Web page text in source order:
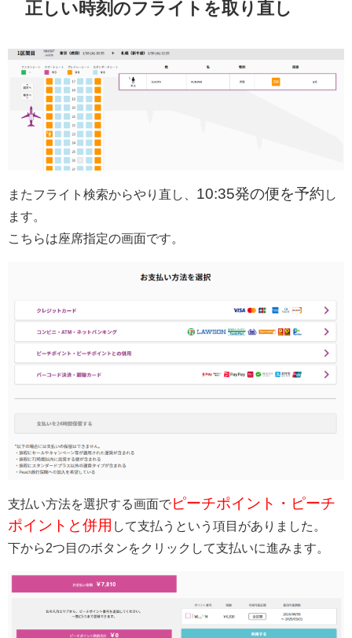
正しい時刻のフライトを取り直し
またフライト検索からやり直し、 10:35発の便を予約 し
ます。
こちらは座席指定の画面です。
支払い方法を選択する画面でピーチポイント・ピーチ
ポイントと併用 して支払うという項目がありました。
下から2つ目のボタンをクリックして支払いに進みます。